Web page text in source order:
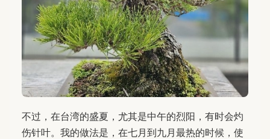
不过，在台湾的盛夏，尤其是中午的烈阳，有时会灼
伤针叶。我的做法是，在七月到九月最热的时候，使